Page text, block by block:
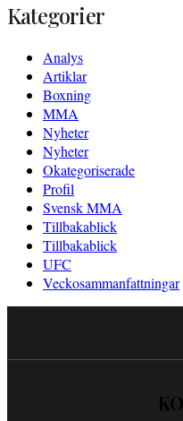
Kategorier
Analys
Artiklar
Boxning
MMA
Nyheter
Nyheter
Okategoriserade
Profil
Svensk MMA
Tillbakablick
Tillbakablick
UFC
Veckosammanfattningar